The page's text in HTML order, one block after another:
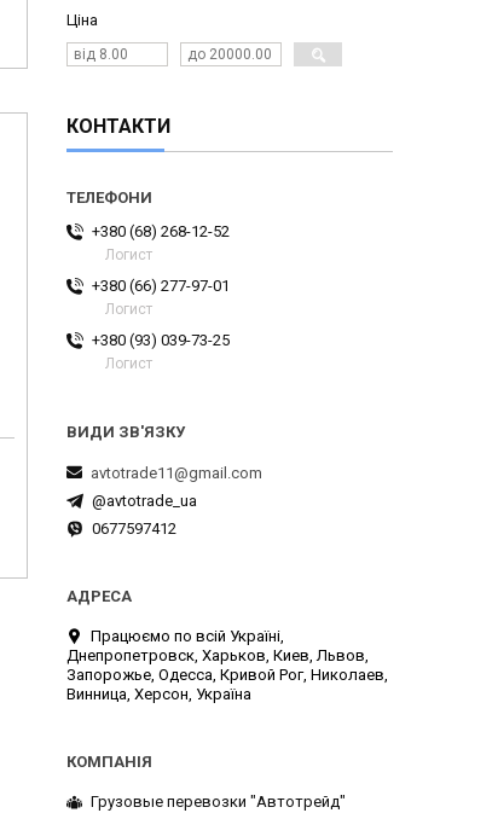
Ціна
КОНТАКТИ
+380 (68) 268-12-52
Логист
+380 (66) 277-97-01
Логист
+380 (93) 039-73-25
Логист
avtotrade11@gmail.com
@avtotrade_ua
0677597412
Працюємо по всій Україні,
Днепропетровск, Харьков, Киев, Львов,
Запорожье, Одесса, Кривой Рог, Николаев,
Винница, Херсон, Україна
Грузовые перевозки "Автотрейд"